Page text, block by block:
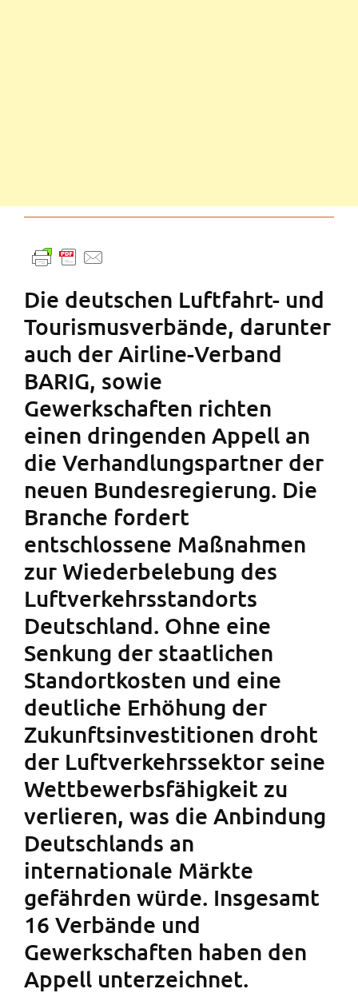
Die deutschen Luftfahrt- und
Tourismusverbände, darunter
auch der Airline-Verband
BARIG, sowie
Gewerkschaften richten
einen dringenden Appell an
die Verhandlungspartner der
neuen Bundesregierung. Die
Branche fordert
entschlossene Maßnahmen
zur Wiederbelebung des
Luftverkehrsstandorts
Deutschland. Ohne eine
Senkung der staatlichen
Standortkosten und eine
deutliche Erhöhung der
Zukunftsinvestitionen droht
der Luftverkehrssektor seine
Wettbewerbsfähigkeit zu
verlieren, was die Anbindung
Deutschlands an
internationale Märkte
gefährden würde. Insgesamt
16 Verbände und
Gewerkschaften haben den
Appell unterzeichnet.